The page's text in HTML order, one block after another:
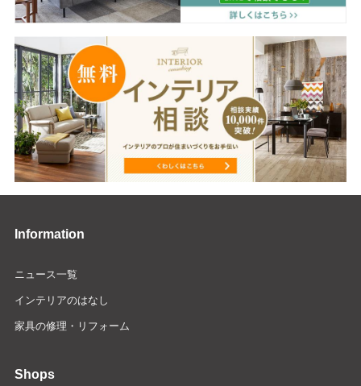
Information
ニュース一覧
インテリアのはなし
家具の修理・リフォーム
Shops